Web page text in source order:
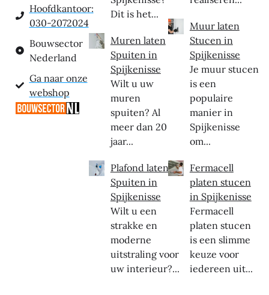
Hoofdkantoor:
030-2072024
Bouwsector
Nederland
Ga naar onze
webshop
Dit is het...
Muren laten
Spuiten in
Spijkenisse
Wilt u uw
muren
spuiten? Al
meer dan 20
jaar...
Plafond laten
Spuiten in
Spijkenisse
Wilt u een
strakke en
moderne
uitstraling voor
uw interieur?...
Muur laten
Stucen in
Spijkenisse
Je muur stucen
is een
populaire
manier in
Spijkenisse
om...
Fermacell
platen stucen
in Spijkenisse
Fermacell
platen stucen
is een slimme
keuze voor
iedereen uit...